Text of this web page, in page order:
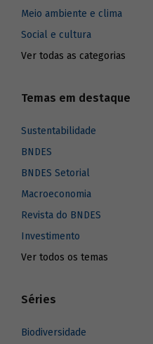
Meio ambiente e clima
Social e cultura
Ver todas as categorias
Temas em destaque
Sustentabilidade
BNDES
BNDES Setorial
Macroeconomia
Revista do BNDES
Investimento
Ver todos os temas
Séries
Biodiversidade